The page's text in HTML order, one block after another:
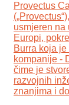
Provectus
usmjeren na
Europi,
Burra koja
kompanije -
čime je
razvojnih
znanjima i